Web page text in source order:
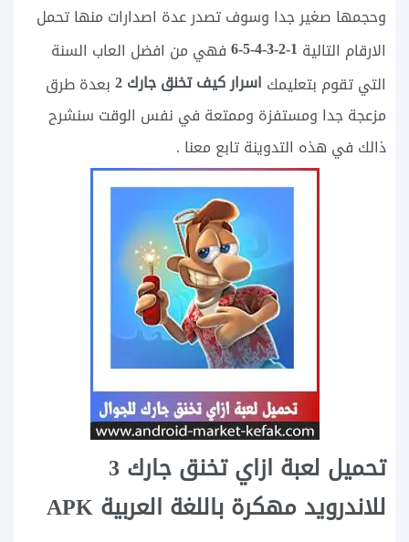
وحجمها صغير جدا وسوف تصدر عدة اصدارات منها تحمل
الارقام التالية 1-2-3-4-5-6
فهي من افضل العاب السنة
التي تقوم بتعليمك اسرار كيف تخنق جارك 2
بعدة طرق
مزعجة جدا ومستفزة وممتعة في نفس الوقت سنشرح
ذالك في هذه التدوينة تابع معنا .
تحميل لعبة ازاي تخنق جارك 3
للاندرويد مهكرة باللغة العربية APK